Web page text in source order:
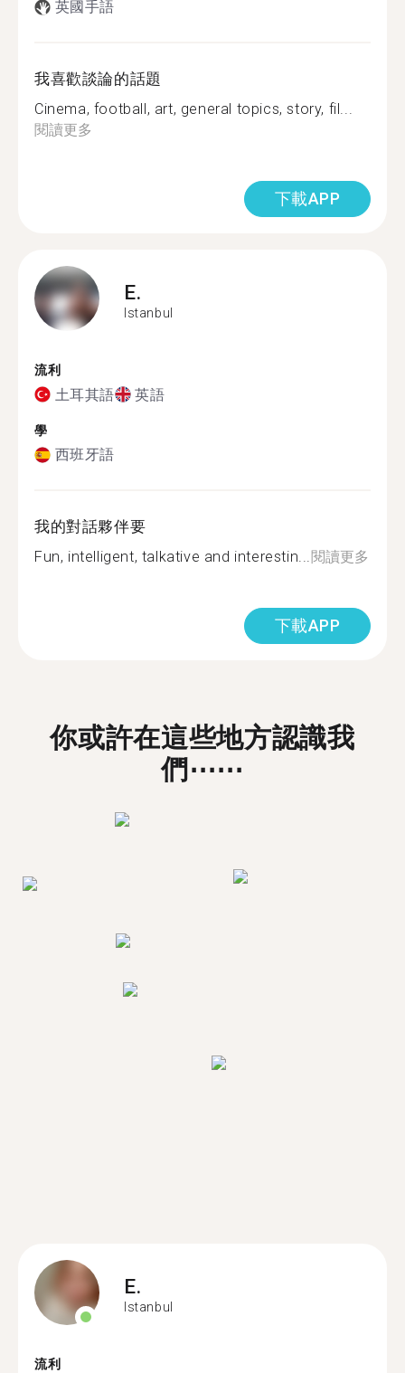
英國手語
我喜歡談論的話題
Cinema, football, art, general topics, story, fil...
閱讀更多
下載APP
E.
Istanbul
流利
土耳其語 英語
學
西班牙語
我的對話夥伴要
Fun, intelligent, talkative and interestin...閱讀更多
下載APP
你或許在這些地方認識我
們⋯⋯
E.
Istanbul
流利